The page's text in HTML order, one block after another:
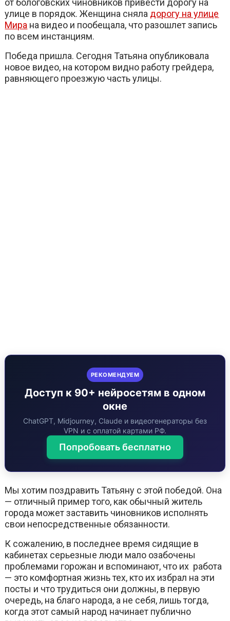
от бологовских чиновников привести дорогу на
улице в порядок. Женщина сняла дорогу на улице
Мира на видео и пообещала, что разошлет запись
по всем инстанциям.
Победа пришла. Сегодня Татьяна опубликовала
новое видео, на котором видно работу грейдера,
равняющего проезжую часть улицы.
РЕКОМЕНДУЕМ
Доступ к 90+ нейросетям в одном
окне
ChatGPT, Midjourney, Claude и видеогенераторы без
VPN и с оплатой картами РФ.
Попробовать бесплатно
Мы хотим поздравить Татьяну с этой победой. Она
— отличный пример того, как обычный житель
города может заставить чиновников исполнять
свои непосредственные обязанности.
К сожалению, в последнее время сидящие в
кабинетах серьезные люди мало озабочены
проблемами горожан и вспоминают, что их работа
— это комфортная жизнь тех, кто их избрал на эти
посты и что трудиться они должны, в первую
очередь, на благо народа, а не себя, лишь тогда,
когда этот самый народ начинает публично